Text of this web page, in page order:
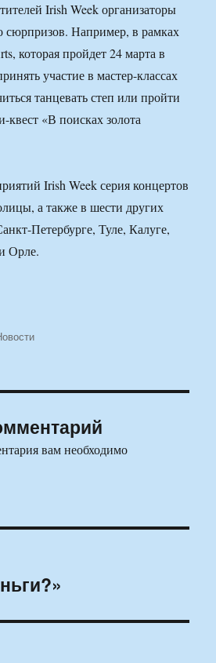
Irish Week организаторы
сюрпризов. Например, в рамках
которая пройдет 24 марта в
участие в мастер-классах
танцевать степ или пройти
квест «В поисках золота
Irish Week серия концертов
а также в шести других
Петербурге, Туле, Калуге,
Орле.
вам необходимо